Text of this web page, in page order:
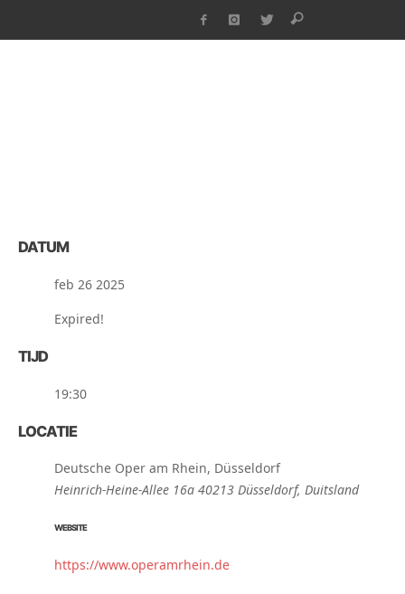
DATUM
feb 26 2025
Expired!
TIJD
19:30
LOCATIE
Deutsche Oper am Rhein, Düsseldorf
Heinrich-Heine-Allee 16a 40213 Düsseldorf, Duitsland
WEBSITE
https://www.operamrhein.de